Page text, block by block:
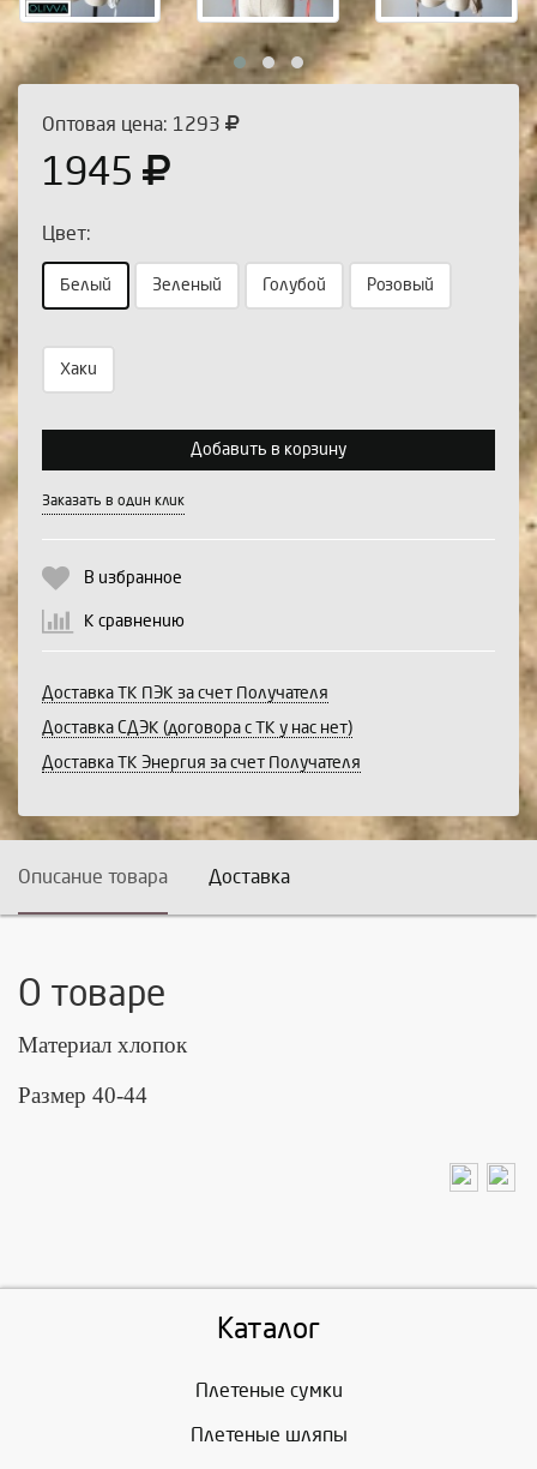
Оптовая цена: 1293
1945
Цвет:
Белый Зеленый Голубой Розовый
Хаки
Продолжить
Добавить в корзину
Заказать в один клик
В избранное
К сравнению
Доставка ТК ПЭК за счет Получателя
Доставка СДЭК (договора с ТК у нас нет)
Доставка ТК Энергия за счет Получателя
Описание товара Доставка
О товаре
Материал хлопок
Размер 40-44
Каталог
Плетеные сумки
Плетеные шляпы